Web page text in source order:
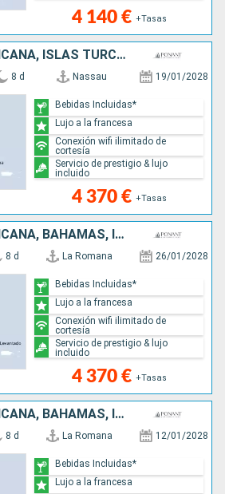
4 140 € +Tasas
REPÚBLICA DOMINICANA, ISLAS TURCAS Y CAICOS, BAHAMAS
8 d Nassau 19/01/2028
4 370 € +Tasas
Bebidas Incluidas*
Lujo a la francesa
Conexión wifi ilimitado de
cortesía
Servicio de prestigio & lujo
incluido
REPÚBLICA DOMINICANA, BAHAMAS, ISLAS TURCAS Y CAICOS
8 d La Romana 26/01/2028
4 370 € +Tasas
Bebidas Incluidas*
Lujo a la francesa
Conexión wifi ilimitado de
cortesía
Servicio de prestigio & lujo
incluido
REPÚBLICA DOMINICANA, BAHAMAS, ISLAS TURCAS Y CAICOS
8 d La Romana 12/01/2028
Bebidas Incluidas*
Lujo a la francesa